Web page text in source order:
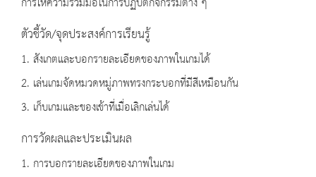
ตัวชี้วัด/จุดประสงค์การเรียนรู้
1. สังเกตและบอกรายละเอียดของภาพในเกมได้
2. เล่นเกมจัดหมวดหมู่ภาพทรงกระบอกที่มีสีเหมือนกัน
3. เก็บเกมและของเข้าที่เมื่อเลิกเล่นได้
การวัดผลและประเมินผล
1. การบอกรายละเอียดของภาพในเกม